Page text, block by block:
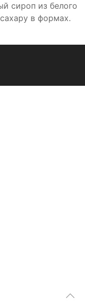
сироп из белого
в формах.